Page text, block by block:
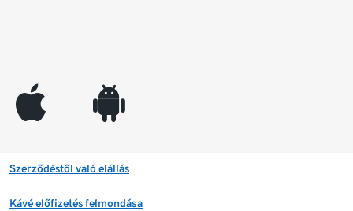
appleinc android
Szerződéstől való elállás
Kávé előfizetés felmondása